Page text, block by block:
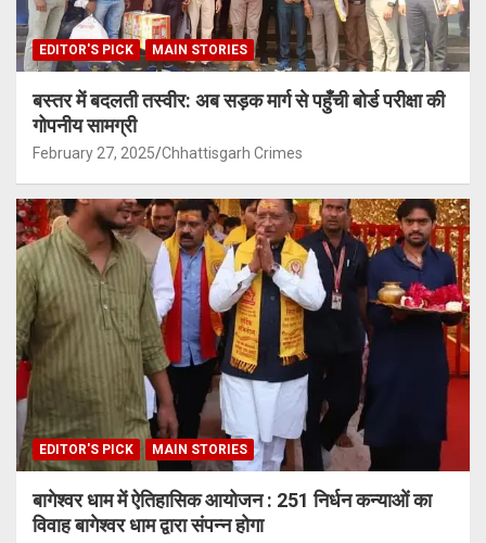
EDITOR'S PICK MAIN STORIES
बस्तर में बदलती तस्वीर: अब सड़क मार्ग से पहुँची बोर्ड परीक्षा की
गोपनीय सामग्री
February 27, 2025 Chhattisgarh Crimes
EDITOR'S PICK MAIN STORIES
बागेश्वर धाम में ऐतिहासिक आयोजन : 251 निर्धन कन्याओं का
विवाह बागेश्वर धाम द्वारा संपन्न होगा